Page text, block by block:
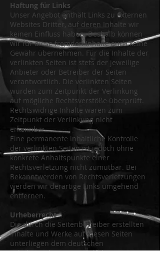
Haftung für Links
Unser Angebot enthält Links zu externen
Websites Dritter, auf deren Inhalte wir
keinen Einfluss haben. Deshalb können
wir für diese fremden Inhalte auch keine
Gewähr übernehmen. Für die Inhalte der
verlinkten Seiten ist stets der jeweilige
Anbieter oder Betreiber der Seiten
verantwortlich. Die verlinkten Seiten
wurden zum Zeitpunkt der Verlinkung
auf mögliche Rechtsverstöße überprüft.
Rechtswidrige Inhalte waren zum
Zeitpunkt der Verlinkung nicht
erkennbar.
Eine permanente inhaltliche Kontrolle
der verlinkten Seiten ist jedoch ohne
konkrete Anhaltspunkte einer
Rechtsverletzung nicht zumutbar. Bei
Bekanntwerden von Rechtsverletzungen
werden wir derartige Links umgehend
entfernen.
Urheberrecht
Die durch die Seitenbetreiber erstellten
Inhalte und Werke auf diesen Seiten
unterliegen dem deutschen
Urheberrecht. Die Vervielfältigung,